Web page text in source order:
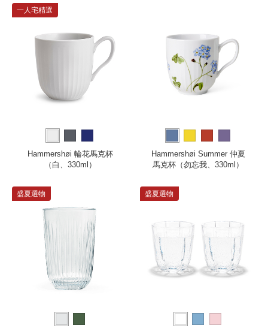
一人宅精選
Hammershøi 輪花馬克杯
（白、330ml）
Hammershøi Summer 仲夏
馬克杯（勿忘我、330ml）
盛夏選物 盛夏選物